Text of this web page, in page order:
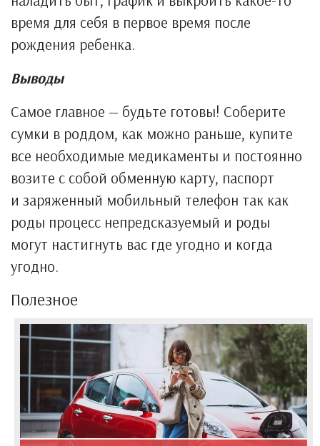
время для себя в первое время после
рождения ребенка.
Выводы
Самое главное — будьте готовы! Соберите
сумки в роддом, как можно раньше, купите
все необходимые медикаменты и постоянно
возите с собой обменную карту, паспорт
и заряженный мобильный телефон так как
роды процесс непредсказуемый и роды
могут настигнуть вас где угодно и когда
угодно.
Полезное